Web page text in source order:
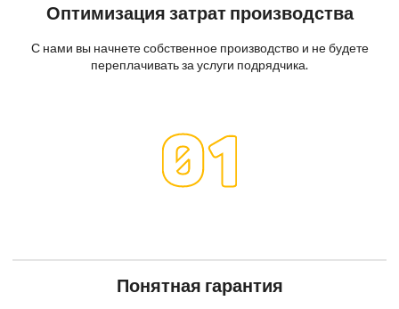
Оптимизация затрат производства
С нами вы начнете собственное производство и не будете
переплачивать за услуги подрядчика.
Понятная гарантия